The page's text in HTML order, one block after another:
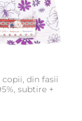
copii, din fasii
subtire +